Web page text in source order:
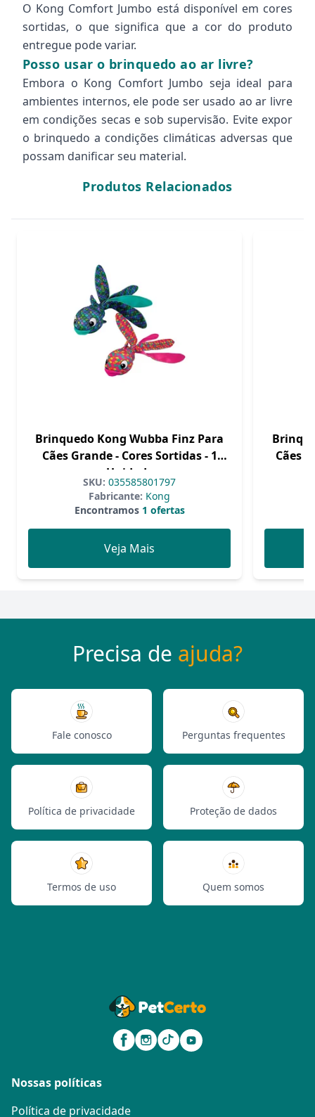
O Kong Comfort Jumbo está disponível em cores
sortidas, o que significa que a cor do produto
entregue pode variar.
Posso usar o brinquedo ao ar livre?
Embora o Kong Comfort Jumbo seja ideal para
ambientes internos, ele pode ser usado ao ar livre
em condições secas e sob supervisão. Evite expor
o brinquedo a condições climáticas adversas que
possam danificar seu material.
Produtos Relacionados
Brinquedo Kong Wubba Finz Para
Cães Grande - Cores Sortidas - 1
Unidade
SKU: 035585801797
Fabricante: Kong
Encontramos1 ofertas
Veja Mais
Cães -
Precisa de ajuda?
Fale conosco Perguntas frequentes
Política de privacidade Proteção de dados
Termos de uso Quem somos
Nossas políticas
Política de privacidade